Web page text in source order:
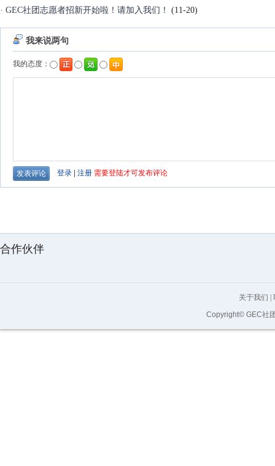
· GEC社团志愿者招新开始啦！请加入我们！ (11-20)
合作伙伴
关于我们 |
Copyright© GEC社